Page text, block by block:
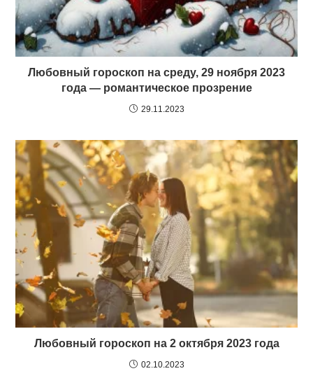
Любовный гороскоп на среду, 29 ноября 2023
года — романтическое прозрение
29.11.2023
Любовный гороскоп на 2 октября 2023 года
02.10.2023